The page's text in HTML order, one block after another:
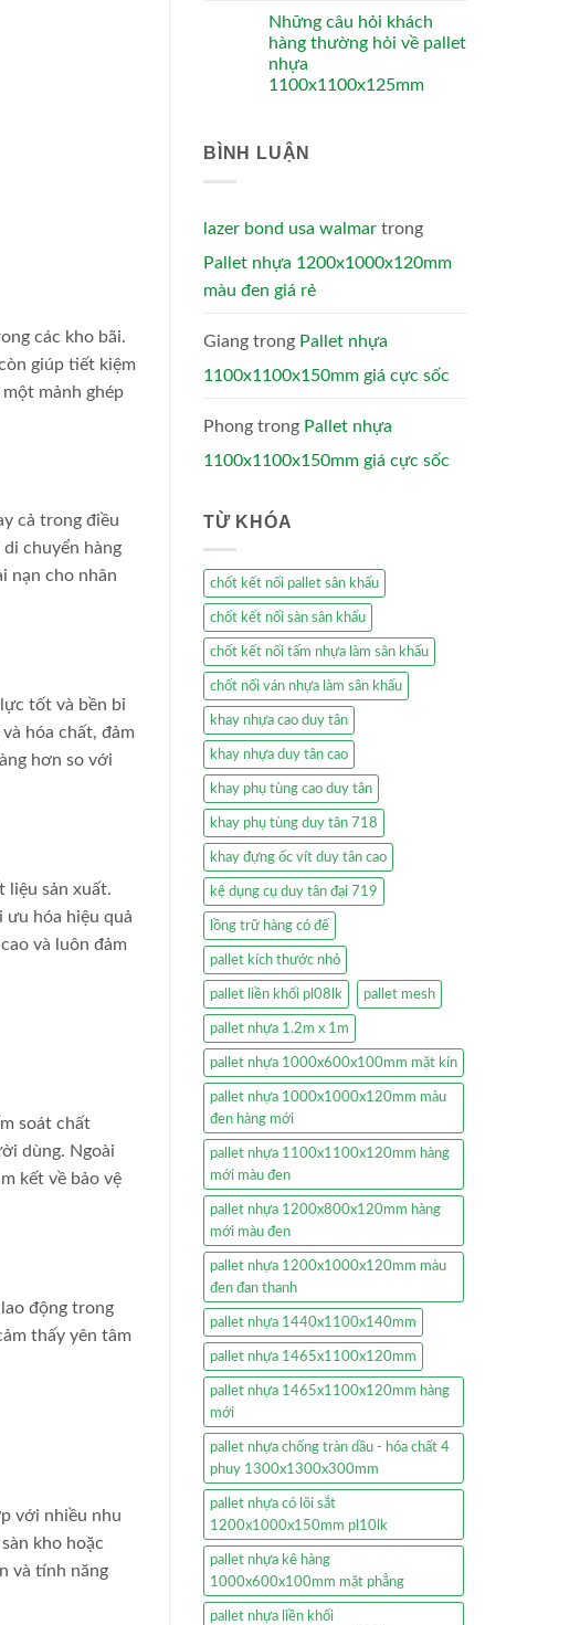
các kho bãi.
giúp tiết kiệm
mảnh ghép
cả trong điều
chuyển hàng
nạn cho nhân
tốt và bền bỉ
hóa chất, đảm
hơn so với
liệu sản xuất.
ưu hóa hiệu quả
và luôn đảm
soát chất
dùng. Ngoài
kết về bảo vệ
động trong
thấy yên tâm
với nhiều nhu
kho hoặc
và tính năng
Những câu hỏi khách
hàng thường hỏi về pallet
nhựa
1100x1100x125mm
BÌNH LUẬN
lazer bond usa walmar trong
Pallet nhựa 1200x1000x120mm
màu đen giá rẻ
Giang trong Pallet nhựa
1100x1100x150mm giá cực sốc
Phong trong Pallet nhựa
1100x1100x150mm giá cực sốc
TỪ KHÓA
chốt kết nối pallet sân khấu
chốt kết nối sàn sân khấu
chốt kết nối tấm nhựa làm sân khấu
chốt nối ván nhựa làm sân khấu
khay nhựa cao duy tân
khay nhựa duy tân cao
khay phụ tùng cao duy tân
khay phụ tùng duy tân 718
khay đựng ốc vít duy tân cao
kệ dụng cụ duy tân đại 719
lồng trữ hàng có đế
pallet kích thước nhỏ
pallet liền khối pl08lk pallet mesh
pallet nhựa 1.2m x 1m
pallet nhựa 1000x600x100mm mặt kín
pallet nhựa 1000x1000x120mm màu
đen hàng mới
pallet nhựa 1100x1100x120mm hàng
mới màu đen
pallet nhựa 1200x800x120mm hàng
mới màu đen
pallet nhựa 1200x1000x120mm màu
đen đan thanh
pallet nhựa 1440x1100x140mm
pallet nhựa 1465x1100x120mm
pallet nhựa 1465x1100x120mm hàng
mới
pallet nhựa chống tràn dầu - hóa chất 4
phuy 1300x1300x300mm
pallet nhựa có lõi sắt
1200x1000x150mm pl10lk
pallet nhựa kê hàng
1000x600x100mm mặt phẳng
pallet nhựa liền khối